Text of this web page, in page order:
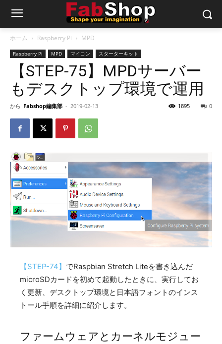
ホーム Raspberry Pi MPD
Raspberry Pi MPD マイコン スターターキット
【STEP-75】MPDサーバー
もデスクトップ環境で運用
から Fabshop編集部 - 2019-02-13 0
1895
【STEP-74】 でRaspbian Stretch Liteを書き込んだ
microSDカードを初めて起動したときに、実行してお
く更新、デスクトップ環境と日本語フォントのインス
トール手順を詳細に紹介します。
ファームウェアとカーネルモジュー